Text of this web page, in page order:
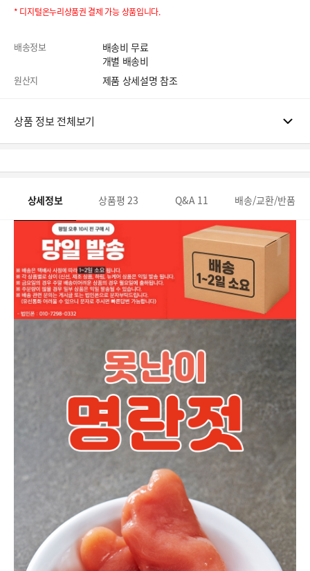
* 디지털온누리상품권 결제 가능 상품입니다.
배송정보
배송비 무료
개별 배송비
원산지 제품 상세설명 참조
상품 정보 전체보기
상세정보 상품평 23 Q&A 11 배송/교환/반품